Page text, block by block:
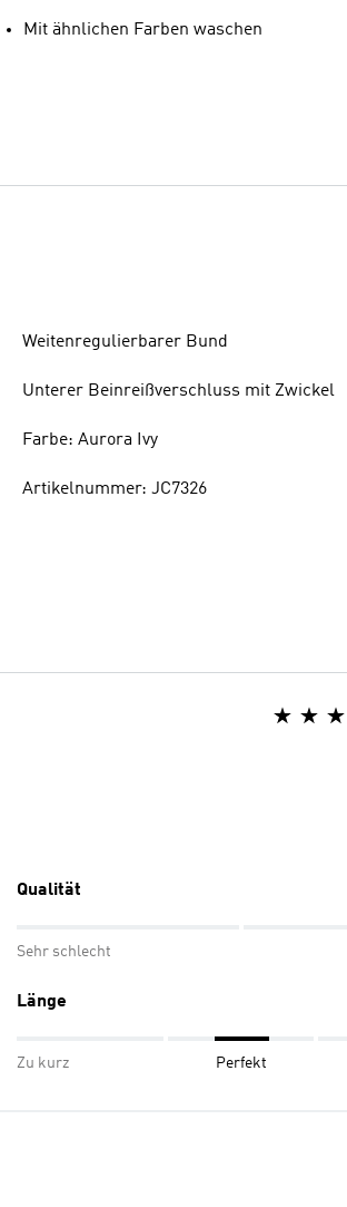
Mit ähnlichen Farben waschen
Weitenregulierbarer Bund
Unterer Beinreißverschluss mit Zwickel
Farbe: Aurora Ivy
Artikelnummer: JC7326
Qualität
Sehr schlecht
Länge
Zu kurz Perfekt